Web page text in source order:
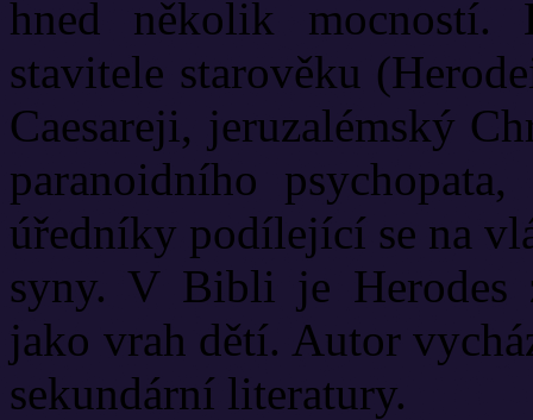
hned několik mocností.
stavitele starověku
Caesareji, jeruzalémský
paranoidního
úředníky podílející se na
syny. V Bibli je Herodes
jako vrah dětí. Autor
sekundární literatury.